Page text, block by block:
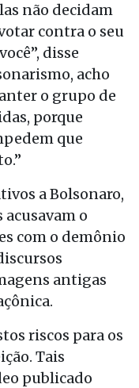
não decidam
contra o seu
disse
acho
o grupo de
porque
que
a Bolsonaro,
o
com o demônio
antigas
riscos para os
Tais
publicado